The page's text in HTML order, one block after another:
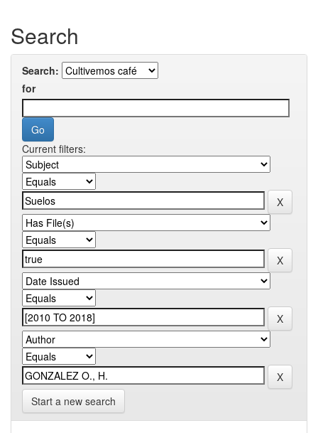
Search
Search:
for
Current filters:
Start a new search